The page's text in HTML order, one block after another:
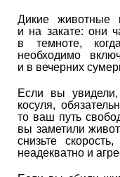
Дикие животные
и на закате: они
в темноте,
необходимо
и в вечерних
Если вы
косуля,
то ваш путь
вы заметили
снизьте
неадекватно и